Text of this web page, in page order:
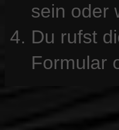
sein oder
Du rufst
Formular